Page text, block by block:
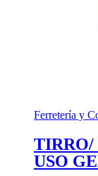
Ferretería y
TIRRO/
USO